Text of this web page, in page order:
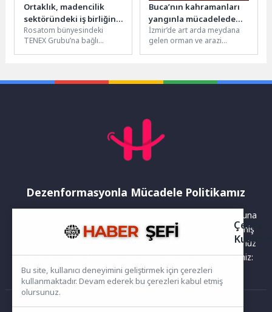
Ortaklık, madencilik
sektöründeki iş birliğini
artırıyor
Rosatom bünyesindeki
TENEX Grubu’na bağlı
Brezilyalı Diamanté
Buca’nın kahramanları
yangınla mücadelede
aktif rol alıyor
İzmir’de art arda meydana
gelen orman ve arazi
Dezenformasyonla Mücadele Politikamız
Yayınlanan haberler doğruluk ilkesi gözetilerek hazırlanır. Buna
rağmen bazı içeriklerde eksik, hatalı veya güncelliğini yitirmiş
bilgiler bulunabilir.Yanlış veya yanıltıcı olduğunu düşündüğünüz
haberleri aşağıdaki iletişim kanallarından bize bildirebilirsiniz:
Çerez
Bu site, kullanıcı deneyimini geliştirmek için çerezleri
kullanmaktadır. Devam ederek bu çerezleri kabul etmiş
olursunuz.